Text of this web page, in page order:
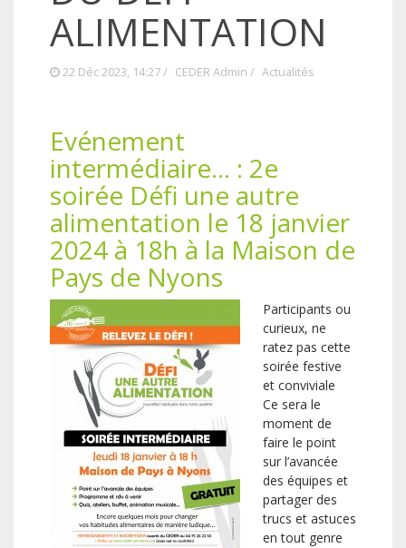
ALIMENTATION
22 Déc 2023, 14:27 / CEDER Admin / Actualités
Evénement
intermédiaire… : 2e
soirée Défi une autre
alimentation le 18 janvier
2024 à 18h à la Maison de
Pays de Nyons
Participants ou
curieux, ne
ratez pas cette
soirée festive
et conviviale
Ce sera le
moment de
faire le point
sur l’avancée
des équipes et
partager des
trucs et astuces
en tout genre